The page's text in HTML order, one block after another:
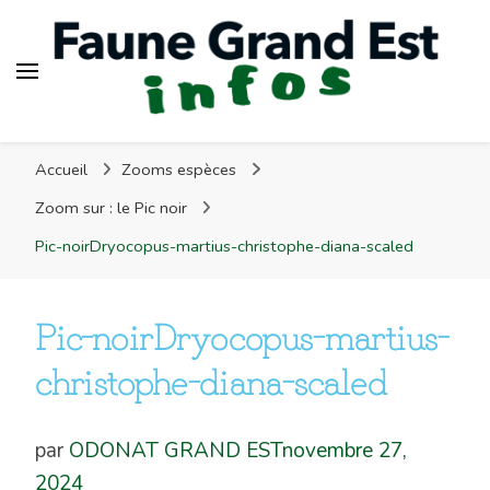
Accueil
Zooms espèces
Zoom sur : le Pic noir
Pic-noirDryocopus-martius-christophe-diana-scaled
Pic-noirDryocopus-martius-
christophe-diana-scaled
parODONAT GRAND ESTnovembre 27,
2024